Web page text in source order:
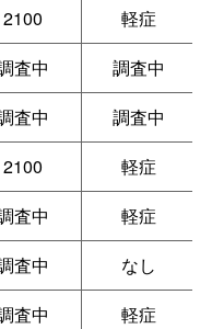
2100
軽症
査中
調査中
査中
調査中
2100
軽症
査中
軽症
査中
なし
査中
軽症